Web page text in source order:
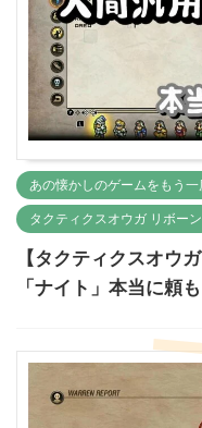
あの懐かしのゲームをもう
タクティクスオウガ リボーン
【タクティクスオウ
「ナイト」本当に頼